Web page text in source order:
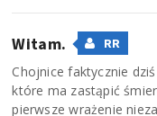
Witam. RR
Chojnice faktycznie
które ma zastąpić
pierwsze wrażenie